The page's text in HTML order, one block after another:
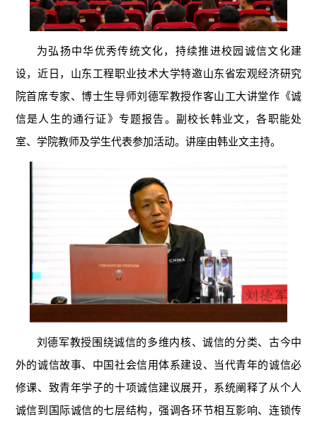
为弘扬中华优秀传统文化，持续推进校园诚信文化建
设，近日，山东工程职业技术大学特邀山东省宏观经济研究
院首席专家、博士生导师刘德军教授作客山工大讲堂作《诚
信是人生的通行证》专题报告。副校长韩业文，各职能处
室、学院教师及学生代表参加活动。讲座由韩业文主持。
刘德军教授围绕诚信的多维内核、诚信的分类、古今中
外的诚信故事、中国社会信用体系建设、当代青年的诚信必
修课、致青年学子的十项诚信建议展开，系统阐释了从个人
诚信到国际诚信的七层结构，强调各环节相互影响、连锁传